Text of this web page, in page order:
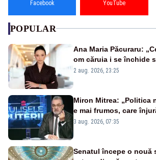
Facebook YouTube
POPULAR
Ana Maria Păcuraru:
om căruia i se închide
portiță?”
2 aug. 2026, 23:25
Miron Mitrea: „Politica
e mai frumos, care
țipă mai tare, ci pe
3 aug. 2026, 07:35
Senatul începe o nouă